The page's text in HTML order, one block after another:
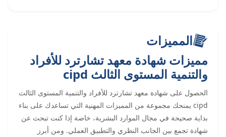
المميزات
مميزات شهادة معهد تشارترد للأفراد
والتنمية المستوى الثالث cipd
الحصول على شهادة معهد تشارترد للأفراد والتنمية المستوى الثالث
cipd يمنحك مجموعة من المميزات المهنية التي تساعدك على بناء
بداية صحيحة في مجال الموارد البشرية، خاصة إذا كنت تبحث عن
شهادة تجمع بين الجانب النظري والتطبيق العملي. ومن أبرز